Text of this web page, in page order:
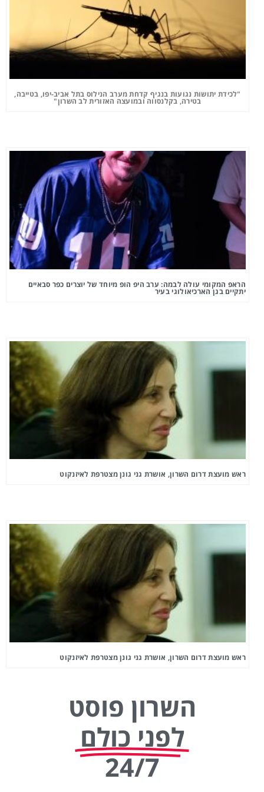
"לכידת יתושות נגועות בנגיף קדחת מערב הנילוס בתל אביב-יפו, בטייבה,
בטירה, בקלנסווה ובמועצה האזורית לב השרון"
הראפ המקומי עולה לבמה: ערב היפ הופ מיוחד של יוצרים כפר סבאיים
יתקיים בגן הארכיאולוגי בעיר
ראש מועצת דרום השרון, אושרת גני גונן מצטרפת לאיזנקוט
ראש מועצת דרום השרון, אושרת גני גונן מצטרפת לאיזנקוט
השרון פוסט
לפני כולם
24/7